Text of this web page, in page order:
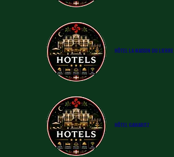
​HÔTELLA MAISON DU LIERRE
​HÔTELGAMARITZ